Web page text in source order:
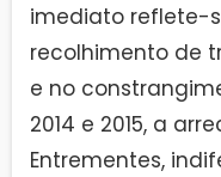
imediato reflete-
recolhimento de
e no
2014 e 2015, a
Entrementes,